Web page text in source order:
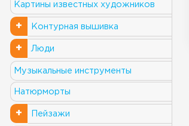
Картины известных художников
+ Контурная вышивка
+ Люди
Музыкальные инструменты
Натюрморты
+ Пейзажи